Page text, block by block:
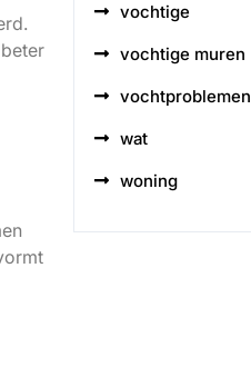
vochtige
vochtige muren
vochtproblemen
wat
woning